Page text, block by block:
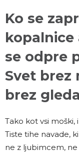
Ko se
kopalnice
se odpre
Svet brez
brez
Tako kot vsi moški,
Tiste tihe navade,
ne z ljubimcem, ne